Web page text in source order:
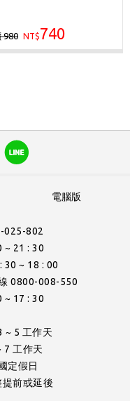
980 NT$740
電腦版
025-802
~ 21 : 30
30 ~ 18 : 00
0800-008-550
~ 17 : 30
~ 5 工作天
7 工作天
定假日
前或延後